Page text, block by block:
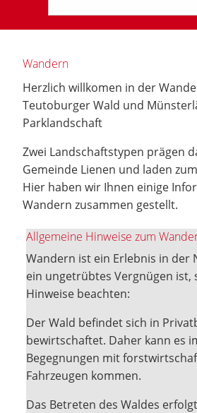
Wandern
Herzlich willkomen in der
Teutoburger Wald und
Parklandschaft
Zwei Landschaftstypen prägen
Gemeinde Lienen und laden
Hier haben wir Ihnen einige
Wandern zusammen gestellt.
Allgemeine Hinweise zum
Wandern ist ein Erlebnis in der
ein ungetrübtes Vergnügen ist,
Hinweise beachten:
Der Wald befindet sich in
bewirtschaftet. Daher kann es
Begegnungen mit
Fahrzeugen kommen.
Das Betreten des Waldes